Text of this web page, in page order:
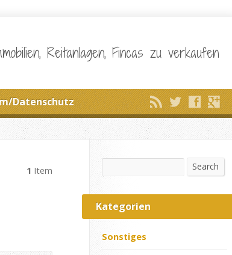
Reitanlagen, Fincas zu verkaufen
Datenschutz
1 Item Search
Kategorien
Sonstiges